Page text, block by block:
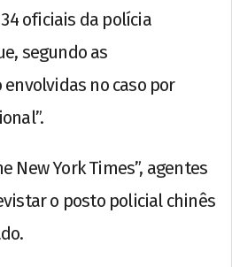
oficiais da polícia
segundo as
no caso por
New York Times”, agentes
o posto policial chinês